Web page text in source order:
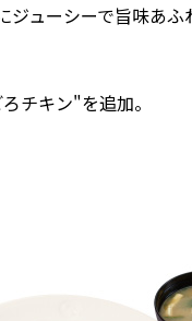
ューシーで旨味あ
チキン"を追加。